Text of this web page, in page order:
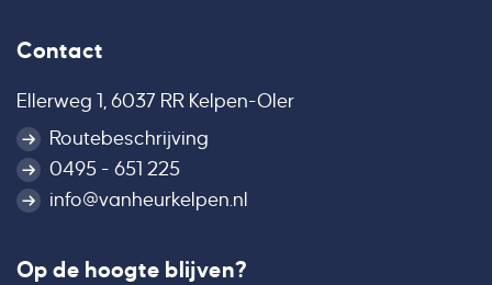
Contact
Ellerweg 1, 6037 RR Kelpen-Oler
Routebeschrijving
0495 - 651 225
info@vanheurkelpen.nl
Op de hoogte blijven?